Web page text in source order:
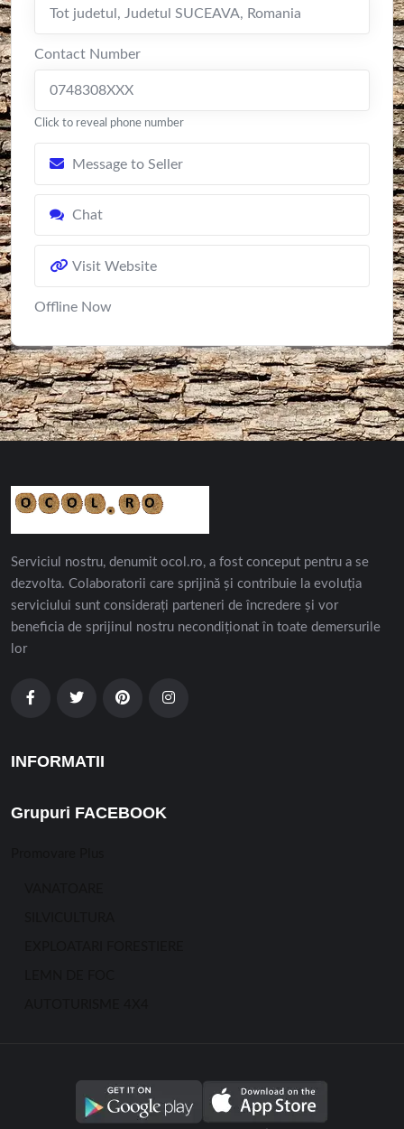
Tot judetul , Judetul SUCEAVA, Romania
Contact Number
0748308XXX
Click to reveal phone number
Message to Seller
Chat
Visit Website
Offline Now
Serviciul nostru, denumit ocol.ro, a fost conceput pentru a se
dezvolta. Colaboratorii care sprijină și contribuie la evoluția
serviciului sunt considerați parteneri de încredere și vor
beneficia de sprijinul nostru necondiționat în toate demersurile
lor
INFORMATII
Grupuri FACEBOOK